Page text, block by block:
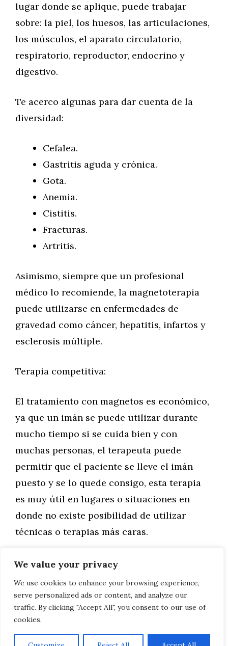
We value your privacy
We use cookies to enhance your browsing experience,
serve personalized ads or content, and analyze our
traffic. By clicking "Accept All", you consent to our use of
cookies.
lugar donde se aplique, puede trabajar
sobre: la piel, los huesos, las articulaciones,
los músculos, el aparato circulatorio,
respiratorio, reproductor, endocrino y
digestivo.
Te acerco algunas para dar cuenta de la
diversidad:
Cefalea.
Gastritis aguda y crónica.
Gota.
Anemia.
Cistitis.
Fracturas.
Artritis.
Asimismo, siempre que un profesional
médico lo recomiende, la magnetoterapia
puede utilizarse en enfermedades de
gravedad como cáncer, hepatitis, infartos y
esclerosis múltiple.
Terapia competitiva:
El tratamiento con magnetos es económico,
ya que un imán se puede utilizar durante
mucho tiempo si se cuida bien y con
muchas personas, el terapeuta puede
permitir que el paciente se lleve el imán
puesto y se lo quede consigo, esta terapia
es muy útil en lugares o situaciones en
donde no existe posibilidad de utilizar
técnicas o terapias más caras.
Categorías
General
Recetas caseras para un cutis perfecto
Gemoterapia